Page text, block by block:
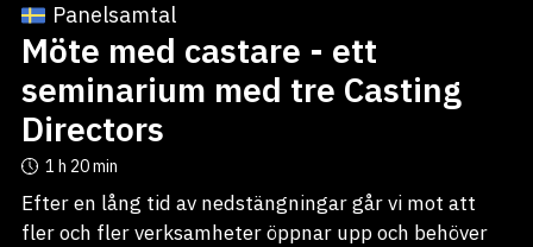
Panelsamtal
Möte med castare - ett
seminarium med tre Casting
Directors
1 h 20 min
Efter en lång tid av nedstängningar går vi mot att
fler och fler verksamheter öppnar upp och behöver